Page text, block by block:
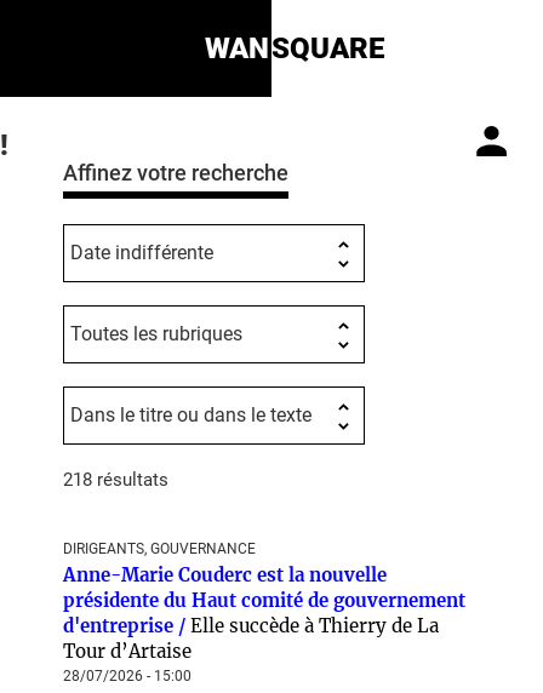
WANSQUARE
!
Affinez votre recherche
218 résultats
DIRIGEANTS, GOUVERNANCE
Anne-Marie Couderc est la nouvelle
présidente du Haut comité de gouvernement
d'entreprise / Elle succède à Thierry de La
Tour d’Artaise
28/07/2026 - 15:00